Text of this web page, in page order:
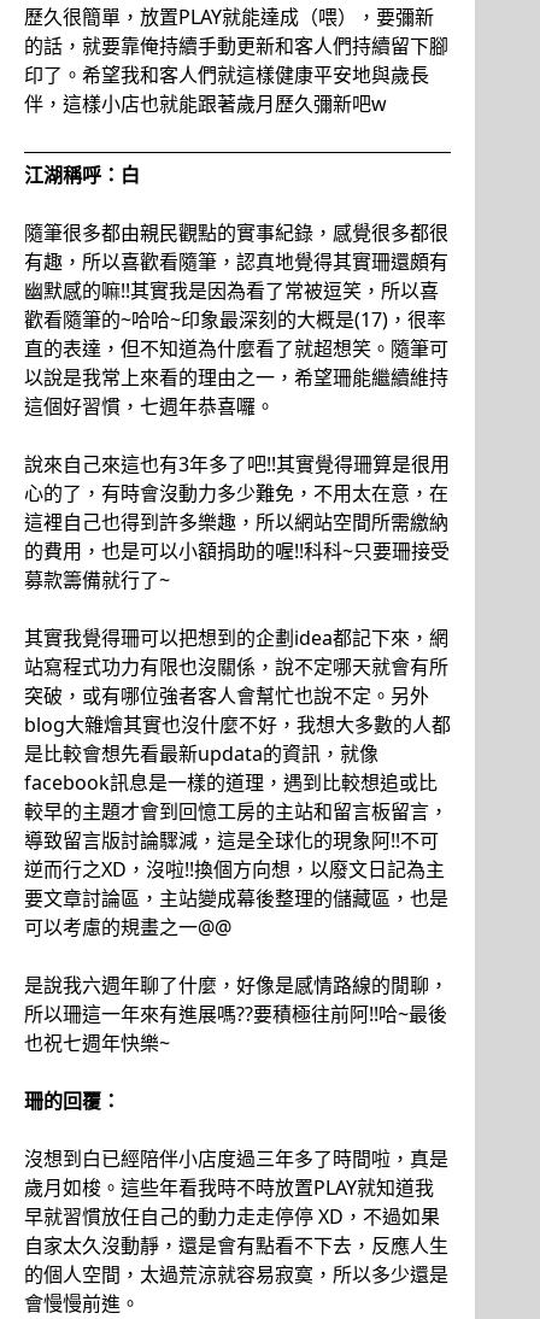
歷久很簡單，放置PLAY就能達成（喂），要彌新
的話，就要靠俺持續手動更新和客人們持續留下腳
印了。希望我和客人們就這樣健康平安地與歲長
伴，這樣小店也就能跟著歲月歷久彌新吧w
江湖稱呼：白
隨筆很多都由親民觀點的實事紀錄，感覺很多都很
有趣，所以喜歡看隨筆，認真地覺得其實珊還頗有
幽默感的嘛!!其實我是因為看了常被逗笑，所以喜
歡看隨筆的~哈哈~印象最深刻的大概是(17)，很率
直的表達，但不知道為什麼看了就超想笑。隨筆可
以說是我常上來看的理由之一，希望珊能繼續維持
這個好習慣，七週年恭喜囉。
說來自己來這也有3年多了吧!!其實覺得珊算是很用
心的了，有時會沒動力多少難免，不用太在意，在
這裡自己也得到許多樂趣，所以網站空間所需繳納
的費用，也是可以小額捐助的喔!!科科~只要珊接受
募款籌備就行了~
其實我覺得珊可以把想到的企劃idea都記下來，網
站寫程式功力有限也沒關係，說不定哪天就會有所
突破，或有哪位強者客人會幫忙也說不定。另外
blog大雜燴其實也沒什麼不好，我想大多數的人都
是比較會想先看最新updata的資訊，就像
facebook訊息是一樣的道理，遇到比較想追或比
較早的主題才會到回憶工房的主站和留言板留言，
導致留言版討論驟減，這是全球化的現象阿!!不可
逆而行之XD，沒啦!!換個方向想，以廢文日記為主
要文章討論區，主站變成幕後整理的儲藏區，也是
可以考慮的規畫之一@@
是說我六週年聊了什麼，好像是感情路線的閒聊，
所以珊這一年來有進展嗎??要積極往前阿!!哈~最後
也祝七週年快樂~
珊的回覆：
沒想到白已經陪伴小店度過三年多了時間啦，真是
歲月如梭。這些年看我時不時放置PLAY就知道我
早就習慣放任自己的動力走走停停 XD，不過如果
自家太久沒動靜，還是會有點看不下去，反應人生
的個人空間，太過荒涼就容易寂寞，所以多少還是
會慢慢前進。